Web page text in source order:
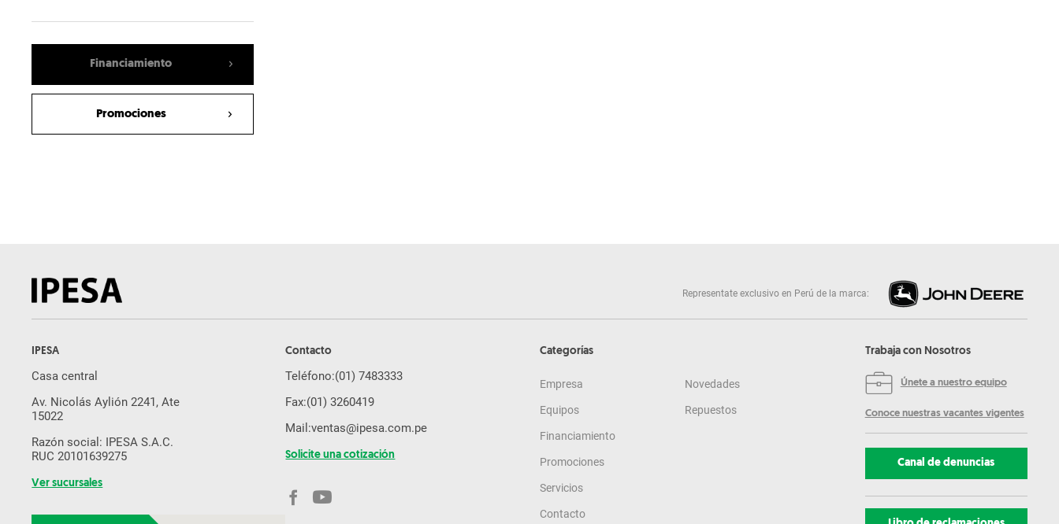
Financiamiento
Promociones
Representate exclusivo en Perú de la marca:
IPESA
Casa central
Av. Nicolás Aylión 2241, Ate
15022
Razón social: IPESA S.A.C.
RUC 20101639275
Ver sucursales
Contacto
Teléfono:(01) 7483333
Fax:(01) 3260419
Mail:ventas@ipesa.com.pe
Solicite una cotización
Categorías
Empresa
Equipos
Financiamiento
Promociones
Servicios
Contacto
Novedades
Repuestos
Trabaja con Nosotros
Únete a nuestro equipo
Conoce nuestras vacantes vigentes
Canal de denuncias